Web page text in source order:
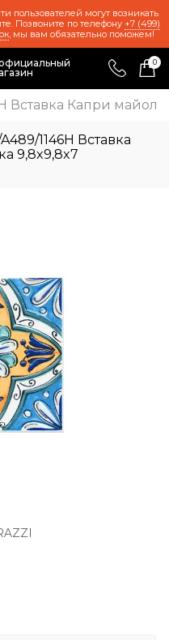
пользователей могут возникать
Позвоните по телефону +7 (499)
, мы вам обязательно поможем!
0
Вставка Капри
1146H Вставка
9,8x9,8x7